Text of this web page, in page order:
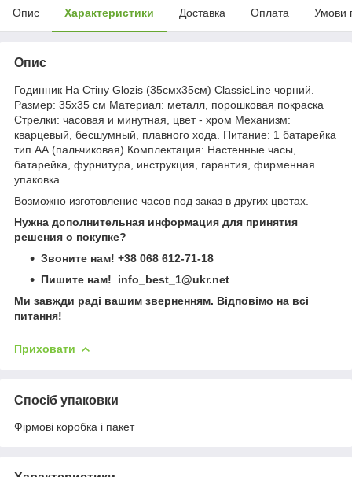
Опис Характеристики Доставка Оплата Умови
Опис
Годинник На Стіну Glozis (35смх35см) ClassicLine чорний.
Размер: 35х35 см Материал: металл, порошковая покраска
Стрелки: часовая и минутная, цвет - хром Механизм:
кварцевый, бесшумный, плавного хода. Питание: 1 батарейка
тип АА (пальчиковая) Комплектация: Настенные часы,
батарейка, фурнитура, инструкция, гарантия, фирменная
упаковка.
Возможно изготовление часов под заказ в других цветах.
Нужна дополнительная информация для принятия
решения о покупке?
Звоните нам! +38 068 612-71-18
Пишите нам! info_best_1@ukr.net
Ми завжди раді вашим зверненням. Відповімо на всі
питання!
Приховати
Спосіб упаковки
Фірмові коробка і пакет